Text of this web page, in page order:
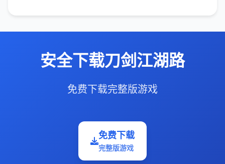
安全下载刀剑江湖路
免费下载完整版游戏
免费下载
完整版游戏